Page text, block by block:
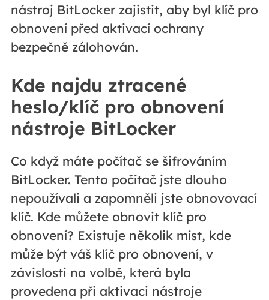
nástroj BitLocker zajistit, aby byl klíč pro
obnovení před aktivací ochrany
bezpečně zálohován.
Kde najdu ztracené
heslo/klíč pro obnovení
nástroje BitLocker
Co když máte počítač se šifrováním
BitLocker. Tento počítač jste dlouho
nepoužívali a zapomněli jste obnovovací
klíč. Kde můžete obnovit klíč pro
obnovení? Existuje několik míst, kde
může být váš klíč pro obnovení, v
závislosti na volbě, která byla
provedena při aktivaci nástroje